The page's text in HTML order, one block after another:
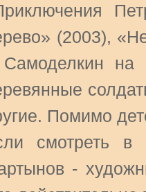
(2003),
Помимо
смотреть в
-